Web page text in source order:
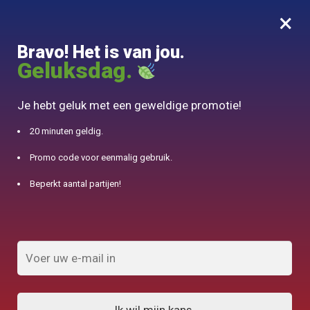
0
10% aangeboden voor 50€ aankopen met DJINN-code10
×
Bravo! Het is van jou.
Geluksdag.
Je hebt geluk met een geweldige promotie!
20 minuten geldig.
Promo code voor eenmalig gebruik.
Beperkt aantal partijen!